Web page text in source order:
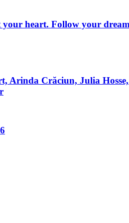
your heart. Follow your
Arinda Crăciun, Julia